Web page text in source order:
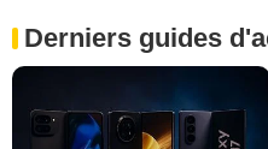
Derniers guides